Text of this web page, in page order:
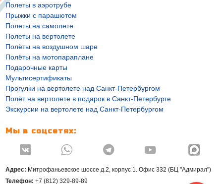
Полеты в аэротрубе
Прыжки с парашютом
Полеты на самолете
Полеты на вертолете
Полёты на воздушном шаре
Полёты на мотопараплане
Подарочные карты
Мультисертификаты
Прогулки на вертолете над Санкт-Петербургом
Полёт на вертолете в подарок в Санкт-Петербурге
Экскурсии на вертолете над Санкт-Петербургом
Мы в соцсетях:
   
Адрес: Митрофаньевское шоссе д.2, корпус 1. Офис 332 (БЦ "Адмирал")
Телефон: +7 (812) 329-89-89